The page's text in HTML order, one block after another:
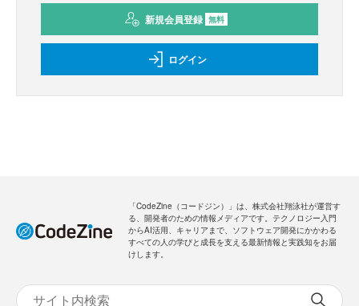
新規会員登録 無料
ログイン
「CodeZine（コードジン）」は、株式会社翔泳社が運営す
る、開発者のための情報メディアです。テクノロジー入門
からAI活用、キャリアまで、ソフトウェア開発にかかわる
すべての人の学びと成長を支える最新情報と実践知をお届
けします。